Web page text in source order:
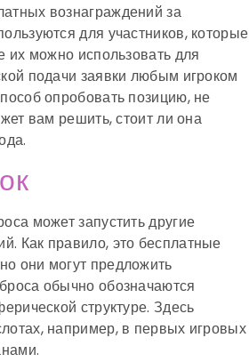
вознаграждений за
для участников, которые
их можно использовать для
подачи заявки любым игроком
опробовать позицию, не
вам решить, стоит ли она
может запустить другие
Как правило, это бесплатные
они могут предложить
обычно обозначаются
структуре. Здесь
например, в первых игровых